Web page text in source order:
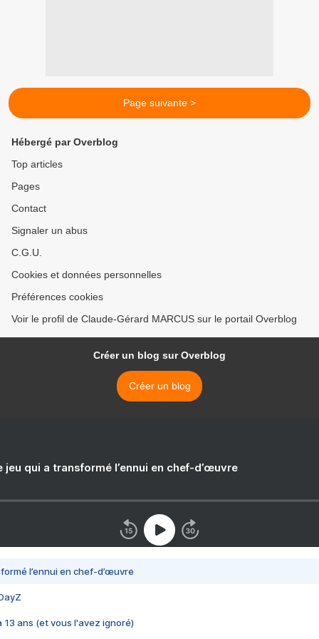
Page suivante >
Hébergé par Overblog
Top articles
Pages
Contact
Signaler un abus
C.G.U.
Cookies et données personnelles
Préférences cookies
Voir le profil de Claude-Gérard MARCUS sur le portail Overblog
Créer un blog sur Overblog
Créer un blog
jeu qui a transformé l’ennui en chef-d’œuvre
l’ennui en chef-d’œuvre
13 ans (et vous l'avez ignoré)